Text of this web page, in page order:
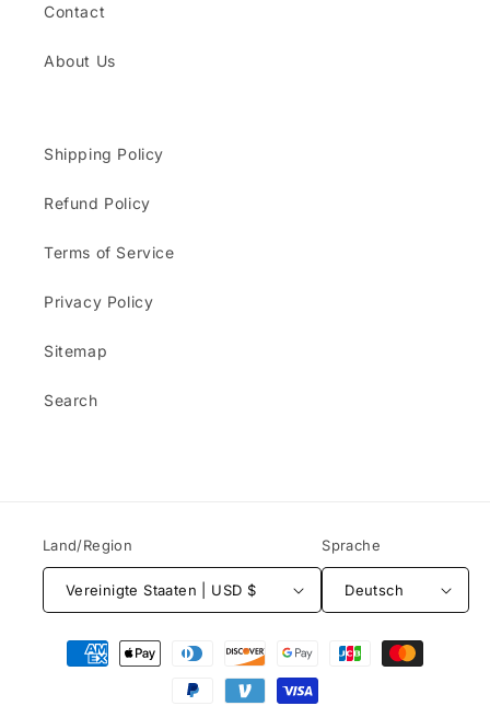
Contact
About Us
Shipping Policy
Refund Policy
Terms of Service
Privacy Policy
Sitemap
Search
Land/Region
Vereinigte Staaten | USD $
Sprache
Deutsch
Zahlungsmethoden